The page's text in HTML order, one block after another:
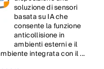
soluzione di sensori
basata su IA che
consente la funzione
anticollisione in
ambienti esterni e il
integrata con il ...